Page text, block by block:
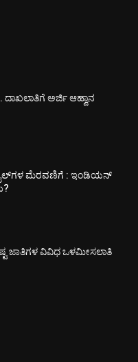
ಅರ್ಜಿ ಆಹ್ವಾನ
ಮೆರವಣಿಗೆ : ಇಂಡಿಯನ್
ಜಾತಿಗಳ ವಿವಿಧ ಒಳಮೀಸಲಾತಿ